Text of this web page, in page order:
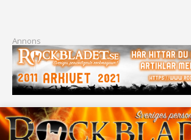
Annons